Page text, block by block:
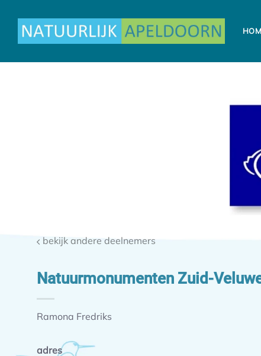
naar
inhoud
bekijk andere deelnemers
Natuurmonumenten Zuid-
Ramona Fredriks
adres